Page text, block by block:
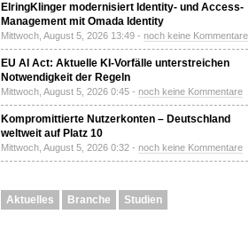
ElringKlinger modernisiert Identity- und Access-
Management mit Omada Identity
Mittwoch, August 5, 2026 13:49 - noch keine Kommentare
EU AI Act: Aktuelle KI-Vorfälle unterstreichen
Notwendigkeit der Regeln
Mittwoch, August 5, 2026 0:45 - noch keine Kommentare
Kompromittierte Nutzerkonten – Deutschland
weltweit auf Platz 10
Mittwoch, August 5, 2026 0:32 - noch keine Kommentare
Aktuelles Branche Studien